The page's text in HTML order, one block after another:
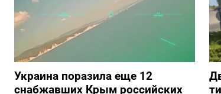
Украина поразила еще 12
снабжавших Крым российских